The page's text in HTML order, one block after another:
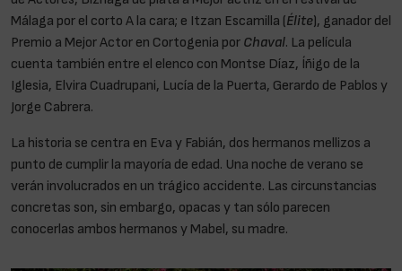
Málaga por el corto A la cara; e Itzan Escamilla (Élite), ganador del
Premio a Mejor Actor en Cortogenia por Chaval. La película
cuenta también entre el elenco con Montse Díaz, Íñigo de la
Iglesia, Elvira Cuadrupani, Lucía de la Puerta, Gerardo de Pablos y
Jorge Cabrera.
La historia se centra en Eva y Fabián, dos hermanos mellizos a
punto de cumplir la mayoría de edad. Una noche de verano se
verán involucrados en un trágico accidente. Las circunstancias
concretas son, sin embargo, opacas y tan sólo parecen
conocerlas ambos hermanos y Mabel, su madre.